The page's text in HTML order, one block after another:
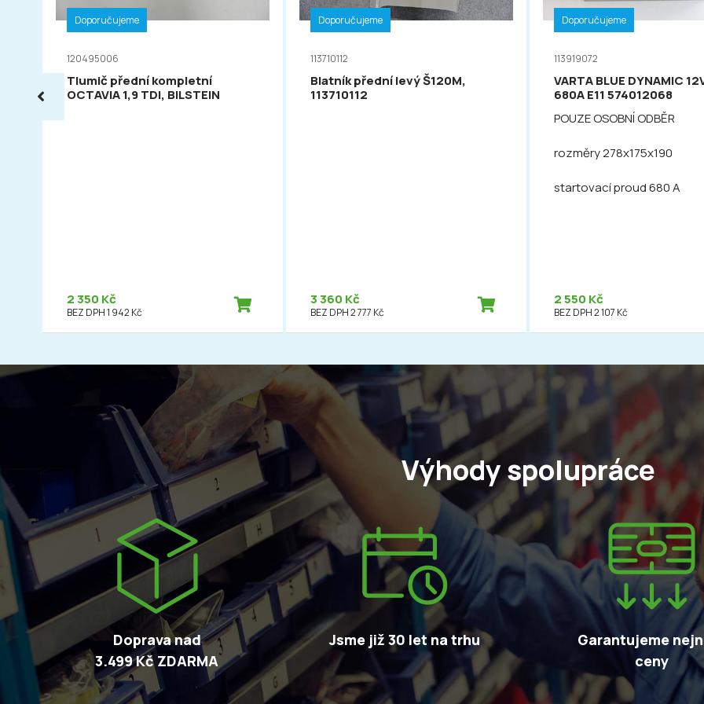
Doporučujeme
120495006
Tlumič přední kompletní
OCTAVIA 1,9 TDI, BILSTEIN
2 350 Kč
BEZ DPH 1 942 Kč
Doporučujeme
113710112
Blatník přední levý Š120M,
113710112
3 360 Kč
BEZ DPH 2 777 Kč
Doporučujeme
113919072
VARTA BLUE DYNAMIC
680A E11 574012068
POUZE OSOBNÍ ODBĚR
rozměry 278x175x190
startovací proud 680 A
2 550 Kč
BEZ DPH 2 107 Kč
Výhody spolupráce
Doprava nad
3.499 Kč ZDARMA
Jsme již 30 let na trhu
Garantujeme
ceny